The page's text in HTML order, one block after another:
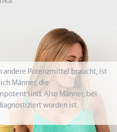
andere Potenzmittel braucht, ist
Männer, die
sind. Also Männer, bei
worden ist.